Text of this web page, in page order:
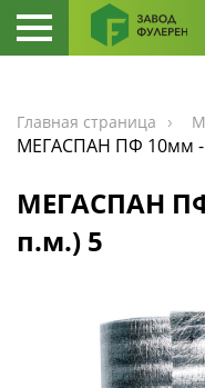
Главная страница
МЕГАСПАН ПФ 10мм -
МЕГАСПАН
п.м.) 5